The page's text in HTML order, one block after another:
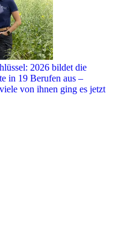
2026 bildet die
in 19 Berufen aus –
von ihnen ging es jetzt